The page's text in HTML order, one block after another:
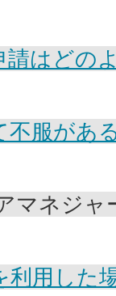
請はどの
不服があ
マネジ
利用した